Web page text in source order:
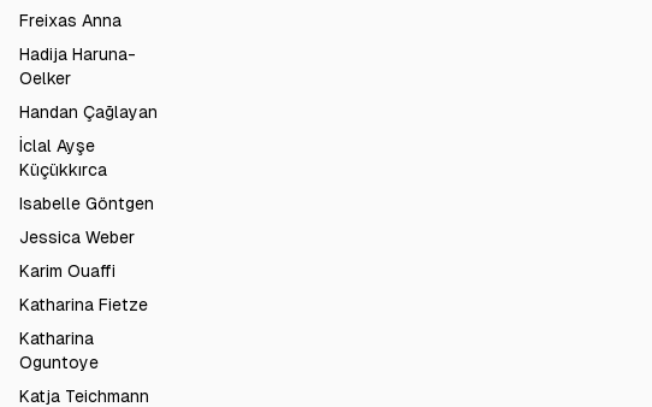
Freixas Anna
Hadija Haruna-
Oelker
Handan Çağlayan
İclal Ayşe
Küçükkırca
Isabelle Göntgen
Jessica Weber
Karim Ouaffi
Katharina Fietze
Katharina
Oguntoye
Katja Teichmann